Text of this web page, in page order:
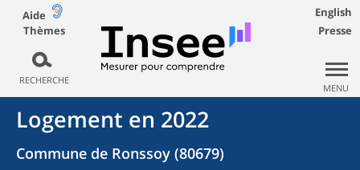
Aide
Thèmes
RECHERCHE
English
Presse
MENU
Logement en 2022
Commune de Ronssoy (80679)